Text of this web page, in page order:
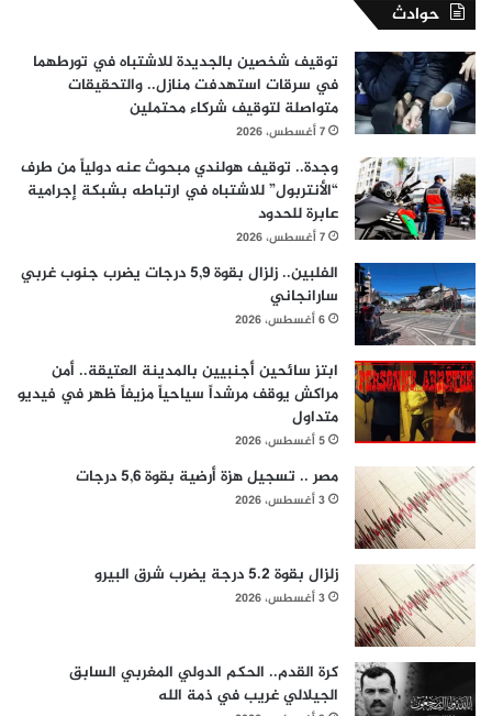
حوادث
توقيف شخصين بالجديدة للاشتباه في تورطهما
في سرقات استهدفت منازل.. والتحقيقات
متواصلة لتوقيف شركاء محتملين
7 أغسطس، 2026
وجدة.. توقيف هولندي مبحوث عنه دولياً من طرف
“الأنتربول” للاشتباه في ارتباطه بشبكة إجرامية
عابرة للحدود
7 أغسطس، 2026
الفلبين.. زلزال بقوة 5,9 درجات يضرب جنوب غربي
سارانجاني
6 أغسطس، 2026
ابتز سائحين أجنبيين بالمدينة العتيقة.. أمن
مراكش يوقف مرشداً سياحياً مزيفاً ظهر في فيديو
متداول
5 أغسطس، 2026
مصر .. تسجيل هزة أرضية بقوة 5,6 درجات
3 أغسطس، 2026
زلزال بقوة 5.2 درجة يضرب شرق البيرو
3 أغسطس، 2026
كرة القدم.. الحكم الدولي المغربي السابق
الجيلالي غريب في ذمة الله